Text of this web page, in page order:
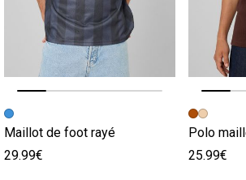
Image précédente
Image suivante
Maillot de foot rayé
29.99€
Image
Image
Polo
25.99€